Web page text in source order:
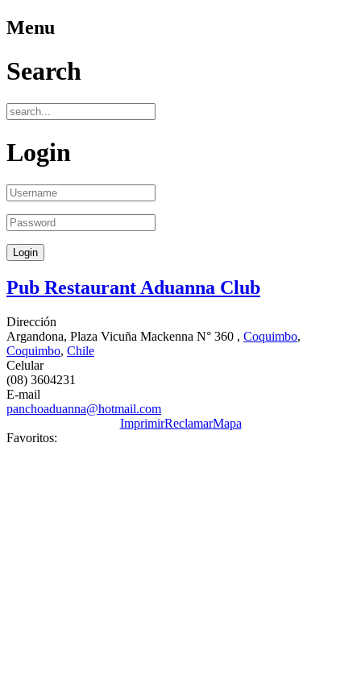
Menu
Search
Login
Pub Restaurant Aduanna Club
Dirección
Argandona, Plaza Vicuña Mackenna N° 360 , Coquimbo,
Coquimbo, Chile
Celular
(08) 3604231
E-mail
panchoaduanna@hotmail.com
ImprimirReclamarMapa
Favoritos: